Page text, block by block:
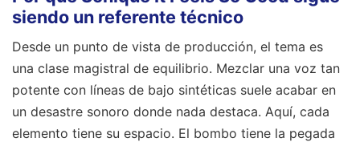
siendo un referente técnico
Desde un punto de vista de producción, el tema es
una clase magistral de equilibrio. Mezclar una voz tan
potente con líneas de bajo sintéticas suele acabar en
un desastre sonoro donde nada destaca. Aquí, cada
elemento tiene su espacio. El bombo tiene la pegada